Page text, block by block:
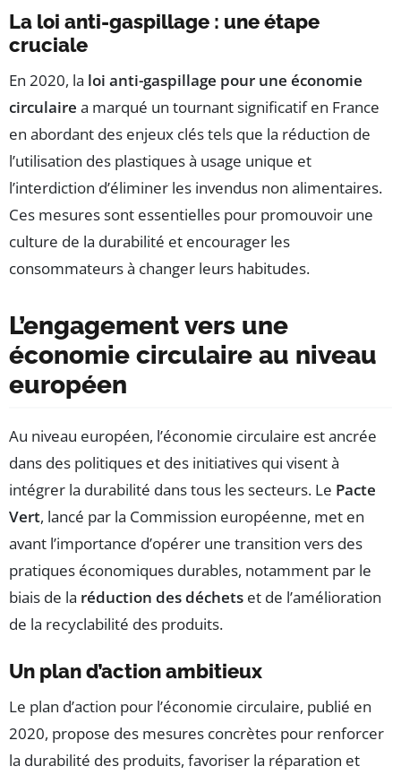
La loi anti-gaspillage : une étape
cruciale
En 2020, la loi anti-gaspillage pour une économie
circulaire a marqué un tournant significatif en France
en abordant des enjeux clés tels que la réduction de
l’utilisation des plastiques à usage unique et
l’interdiction d’éliminer les invendus non alimentaires.
Ces mesures sont essentielles pour promouvoir une
culture de la durabilité et encourager les
consommateurs à changer leurs habitudes.
L’engagement vers une
économie circulaire au niveau
européen
Au niveau européen, l’économie circulaire est ancrée
dans des politiques et des initiatives qui visent à
intégrer la durabilité dans tous les secteurs. Le Pacte
Vert, lancé par la Commission européenne, met en
avant l’importance d’opérer une transition vers des
pratiques économiques durables, notamment par le
biais de la réduction des déchets et de l’amélioration
de la recyclabilité des produits.
Un plan d’action ambitieux
Le plan d’action pour l’économie circulaire, publié en
2020, propose des mesures concrètes pour renforcer
la durabilité des produits, favoriser la réparation et